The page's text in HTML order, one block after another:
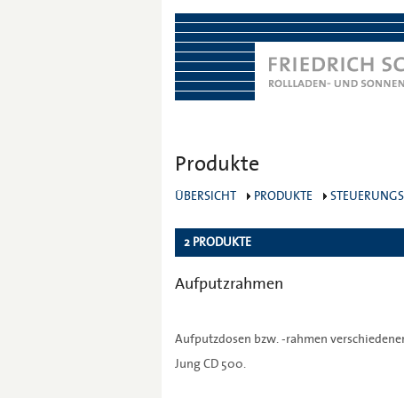
Produkte
ÜBERSICHT PRODUKTE
2 PRODUKTE
Aufputzrahmen
Aufputzdosen bzw. -rahmen
Jung CD 500.